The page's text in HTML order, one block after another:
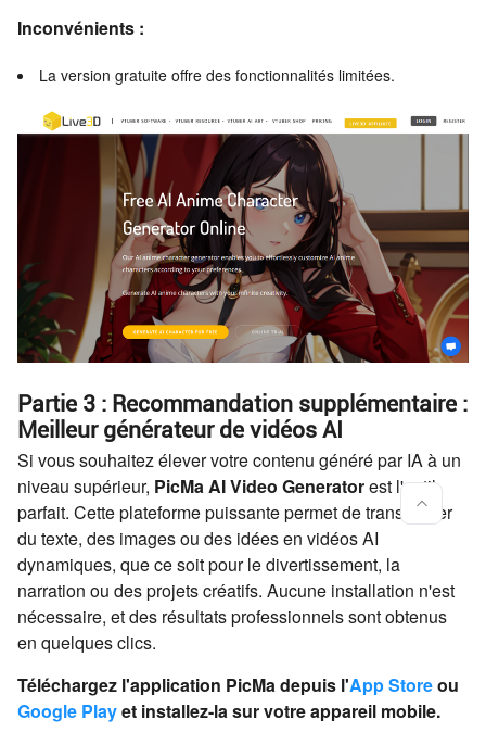
Inconvénients :
La version gratuite offre des fonctionnalités limitées.
Partie 3 : Recommandation supplémentaire :
Meilleur générateur de vidéos AI
Si vous souhaitez élever votre contenu généré par IA à un
niveau supérieur, PicMa AI Video Generatorest l'outil
parfait. Cette plateforme puissante permet de transformer
du texte, des images ou des idées en vidéos AI
dynamiques, que ce soit pour le divertissement, la
narration ou des projets créatifs. Aucune installation n'est
nécessaire, et des résultats professionnels sont obtenus
en quelques clics.
Téléchargez l'application PicMa depuis l'App Storeou
Google Playet installez-la sur votre appareil mobile.